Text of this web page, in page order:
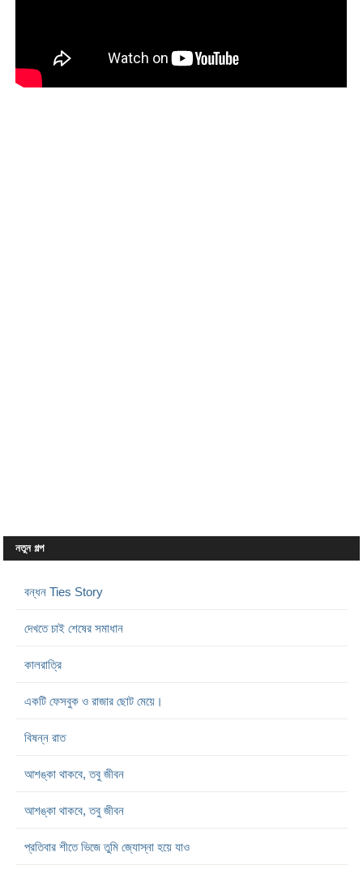
নতুন গল্প
বন্ধন Ties Story
দেখতে চাই শেষের সমাধান
কালরাত্রি
একটি ফেসবুক ও রাজার ছোট মেয়ে।
বিষন্ন রাত
আশঙ্কা থাকবে, তবু জীবন
আশঙ্কা থাকবে, তবু জীবন
প্রতিবার শীতে ভিজে তুমি জ্যোস্না হয়ে যাও